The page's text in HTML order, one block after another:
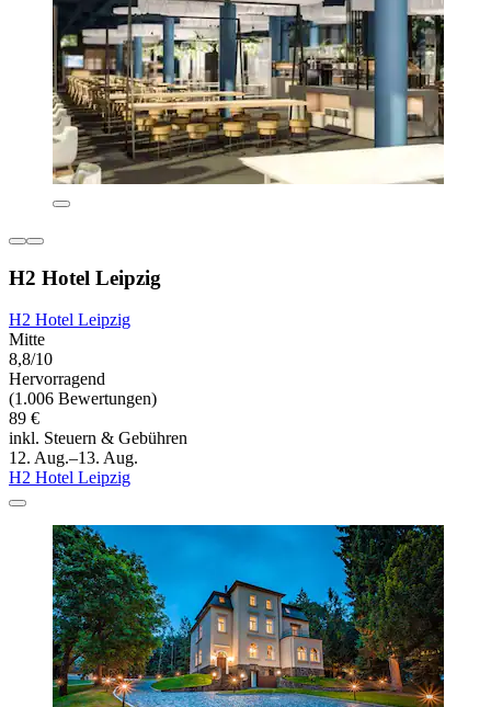
H2 Hotel Leipzig
H2 Hotel Leipzig
Mitte
8,8/10
Hervorragend
(1.006 Bewertungen)
89 €
inkl. Steuern & Gebühren
12. Aug.–13. Aug.
H2 Hotel Leipzig